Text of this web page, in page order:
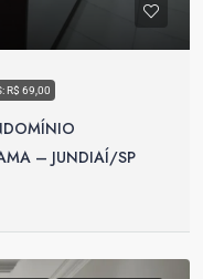
R$ 69,00
– JUNDIAÍ/SP